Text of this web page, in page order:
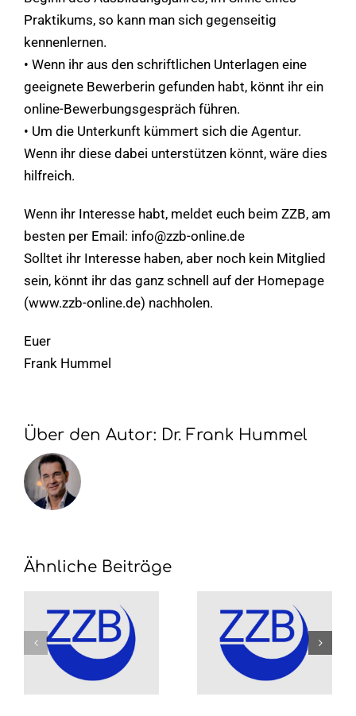
Praktikums, so kann man sich gegenseitig
kennenlernen.
• Wenn ihr aus den schriftlichen Unterlagen eine
geeignete Bewerberin gefunden habt, könnt ihr ein
online-Bewerbungsgespräch führen.
• Um die Unterkunft kümmert sich die Agentur.
Wenn ihr diese dabei unterstützen könnt, wäre dies
hilfreich.
Wenn ihr Interesse habt, meldet euch beim ZZB, am
besten per Email: info@zzb-online.de
Solltet ihr Interesse haben, aber noch kein Mitglied
sein, könnt ihr das ganz schnell auf der Homepage
(www.zzb-online.de) nachholen.
Euer
Frank Hummel
Über den Autor: Dr. Frank Hummel
Ähnliche Beiträge
Der
neue
Patient
heißt
der ZZB
2025